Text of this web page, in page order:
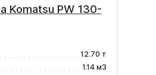
Komatsu PW 130-
12.70 т
1.14 м3